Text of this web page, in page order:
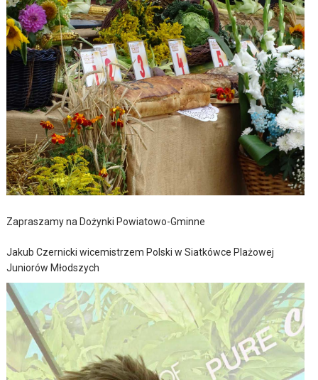
Zapraszamy na Dożynki Powiatowo-Gminne
Jakub Czernicki wicemistrzem Polski w Siatkówce Plażowej
Juniorów Młodszych